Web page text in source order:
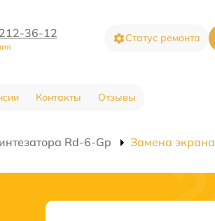
36-12 Статус ремонта
Контакты Отзывы
Rd-6-Gp Замена экрана